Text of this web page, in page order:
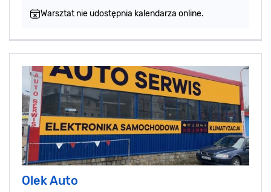
Warsztat nie udostępnia kalendarza online.
Olek Auto